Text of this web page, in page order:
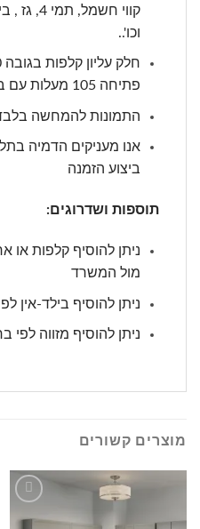
קווי
וכו'..
פתיחה 105 מעלות עם בוכנות גז טריקה שקטה
התמונות להמחשה
אנו מעניקים הדמיה
ביצוע הזמנה
תוספות ושדרוגים:
ניתן להוסיף קלפות או
מול המשרד
ניתן להוסיף בילד-אין
ניתן להוסיף מזווה
מוצרים קשורים